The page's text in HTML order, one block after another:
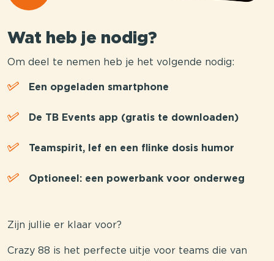
Wat heb je nodig?
Om deel te nemen heb je het volgende nodig:
Een opgeladen smartphone
De TB Events app (gratis te downloaden)
Teamspirit, lef en een flinke dosis humor
Optioneel: een powerbank voor onderweg
Zijn jullie er klaar voor?
Crazy 88 is het perfecte uitje voor teams die van